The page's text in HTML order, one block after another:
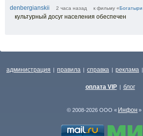
denbergianskii 2 часа назад к фильму «Богатыри
культурный досуг населения обеспечен
администрация | правила | справка | реклама |
оплата VIP | блог
© 2008-2026 ООО « Инфон »